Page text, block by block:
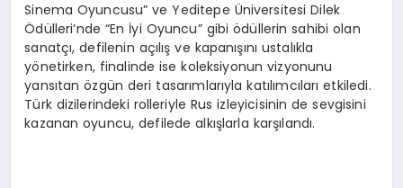
Sinema Oyuncusu” ve Yeditepe Üniversitesi Dilek
Ödülleri’nde “En İyi Oyuncu” gibi ödüllerin sahibi olan
sanatçı, defilenin açılış ve kapanışını ustalıkla
yönetirken, finalinde ise koleksiyonun vizyonunu
yansıtan özgün deri tasarımlarıyla katılımcıları etkiledi.
Türk dizilerindeki rolleriyle Rus izleyicisinin de sevgisini
kazanan oyuncu, defilede alkışlarla karşılandı.